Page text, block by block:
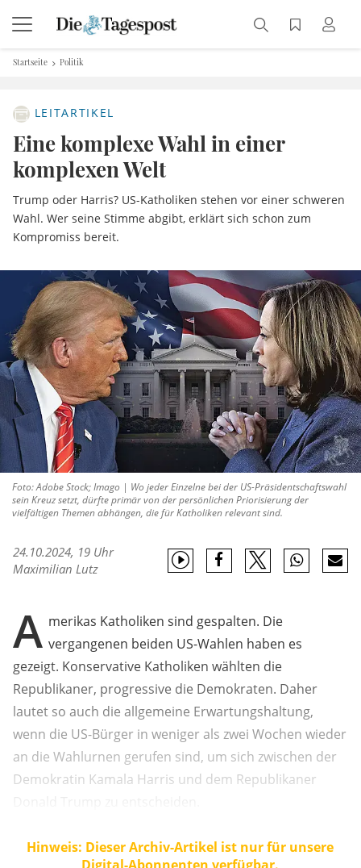
Startseite Politik
LEITARTIKEL
Eine komplexe Wahl in einer
komplexen Welt
Trump oder Harris? US-Katholiken stehen vor einer schweren
Wahl. Wer seine Stimme abgibt, erklärt sich schon zum
Kompromiss bereit.
Foto: Adobe Stock; Imago | Wo jeder Einzelne bei der US-Präsidentschaftswahl
sein Kreuz setzt, dürfte primär von der persönlichen Priorisierung der
vielfältigen Themen abhängen, die für Katholiken relevant sind.
24.10.2024, 19 Uhr
Maximilian Lutz
A merikas Katholiken sind gespalten. Die
vergangenen beiden US-Wahlen haben es
gezeigt. Konservative Katholiken wählten die
Republikaner, progressive die Demokraten. Daher
lautet so auch die allgemeine Erwartungshaltung,
wenn die US-Bürger in weniger als zwei Wochen wieder
an die Wahlurnen gerufen sind, um sich zwischen der
Demokratin Kamala Harris und dem Republikaner
Hinweis: Dieser Archiv-Artikel ist nur für unsere